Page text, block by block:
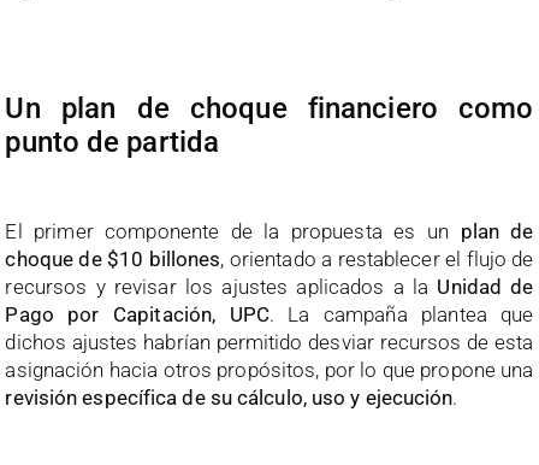
Un plan de choque financiero como
punto de partida
El primer componente de la propuesta es un plan de
choque de $10 billones, orientado a restablecer el flujo de
recursos y revisar los ajustes aplicados a la Unidad de
Pago por Capitación, UPC. La campaña plantea que
dichos ajustes habrían permitido desviar recursos de esta
asignación hacia otros propósitos, por lo que propone una
revisión específica de su cálculo, uso y ejecución.